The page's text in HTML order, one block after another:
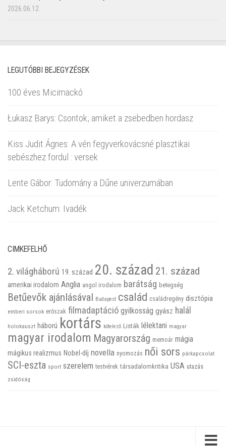
2026.06.12.
LEGUTÓBBI BEJEGYZÉSEK
100 éves Micimackó
Łukasz Barys: Csontok, amiket a zsebedben hordasz
Kiss Judit Ágnes: A vén fegyverkovácsné plasztikai
sebészhez fordul : versek
Lente Gábor: Tudomány a Dűne univerzumában
Jack Ketchum: Ivadék
CIMKEFELHŐ
2. világháború 19. század 20. század 21. század
amerikai irodalom Anglia angol irodalom barátság betegség
Betűevők ajánlásával Budapest család családregény disztópia
emberi sorsok erőszak filmadaptáció gyilkosság gyász halál
holokauszt háború kortárs kötelező Listák lélektani magyar
magyar irodalom Magyarország memoár mágia
mágikus realizmus Nobel-díj novella nyomozás női sors párkapcsolat
SCI-eszta sport szerelem testvérek társadalomkritika USA utazás
zsidóság